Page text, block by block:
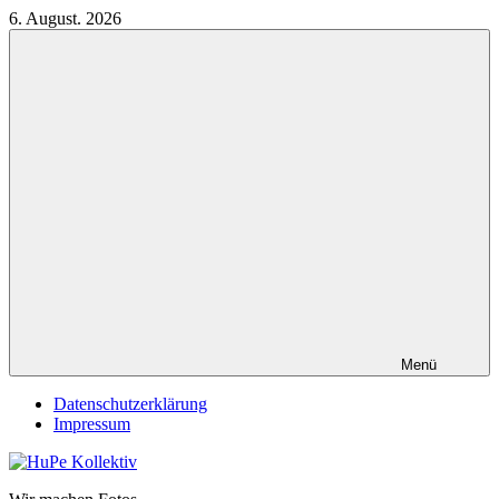
Zum
Inhalt
6. August. 2026
Menü
Datenschutzerklärung
Impressum